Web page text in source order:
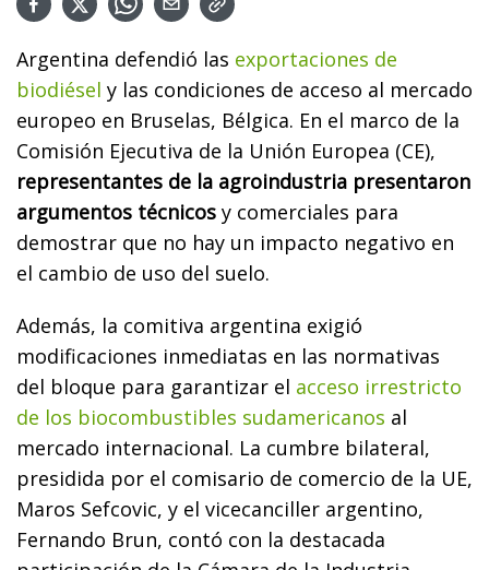
Argentina defendió las exportaciones de
biodiésel y las condiciones de acceso al mercado
europeo en Bruselas, Bélgica. En el marco de la
Comisión Ejecutiva de la Unión Europea (CE),
representantes de la agroindustria presentaron
argumentos técnicos y comerciales para
demostrar que no hay un impacto negativo en
el cambio de uso del suelo.
Además, la comitiva argentina exigió
modificaciones inmediatas en las normativas
del bloque para garantizar el acceso irrestricto
de los biocombustibles sudamericanos al
mercado internacional. La cumbre bilateral,
presidida por el comisario de comercio de la UE,
Maros Sefcovic, y el vicecanciller argentino,
Fernando Brun, contó con la destacada